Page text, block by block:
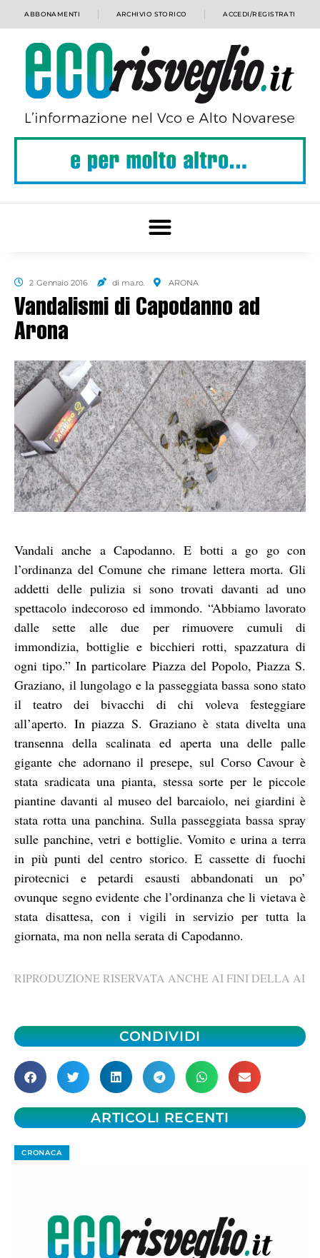
ABBONAMENTI ARCHIVIO STORICO ACCEDI/REGISTRATI
2 Gennaio 2016 di ma.ro. ARONA
Vandalismi di Capodanno ad
Arona
Vandali anche a Capodanno. E botti a go go con
l’ordinanza del Comune che rimane lettera morta. Gli
addetti delle pulizia si sono trovati davanti ad uno
spettacolo indecoroso ed immondo. “Abbiamo lavorato
dalle sette alle due per rimuovere cumuli di
immondizia, bottiglie e bicchieri rotti, spazzatura di
ogni tipo.” In particolare Piazza del Popolo, Piazza S.
Graziano, il lungolago e la passeggiata bassa sono stato
il teatro dei bivacchi di chi voleva festeggiare
all’aperto. In piazza S. Graziano è stata divelta una
transenna della scalinata ed aperta una delle palle
gigante che adornano il presepe, sul Corso Cavour è
stata sradicata una pianta, stessa sorte per le piccole
piantine davanti al museo del barcaiolo, nei giardini è
stata rotta una panchina. Sulla passeggiata bassa spray
sulle panchine, vetri e bottiglie. Vomito e urina a terra
in più punti del centro storico. E cassette di fuochi
pirotecnici e petardi esausti abbandonati un po’
ovunque segno evidente che l’ordinanza che li vietava è
stata disattesa, con i vigili in servizio per tutta la
giornata, ma non nella serata di Capodanno.
RIPRODUZIONE RISERVATA ANCHE AI FINI DELLA AI
CONDIVIDI
ARTICOLI RECENTI
CRONACA